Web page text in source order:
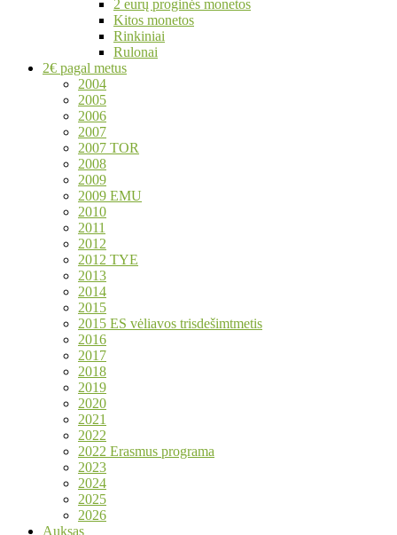
2 eurų proginės monetos
Kitos monetos
Rinkiniai
Rulonai
2€ pagal metus
2004
2005
2006
2007
2007 TOR
2008
2009
2009 EMU
2010
2011
2012
2012 TYE
2013
2014
2015
2015 ES vėliavos trisdešimtmetis
2016
2017
2018
2019
2020
2021
2022
2022 Erasmus programa
2023
2024
2025
2026
Auksas